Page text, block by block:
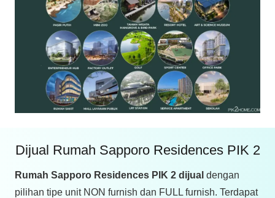
Dijual Rumah Sapporo Residences PIK 2
Rumah Sapporo Residences PIK 2 dijual dengan
pilihan tipe unit NON furnish dan FULL furnish. Terdapat